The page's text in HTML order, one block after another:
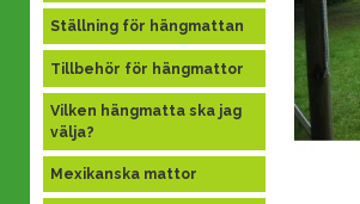
Ställning för hängmattan
Tillbehör för hängmattor
Vilken hängmatta ska jag
välja?
Mexikanska mattor